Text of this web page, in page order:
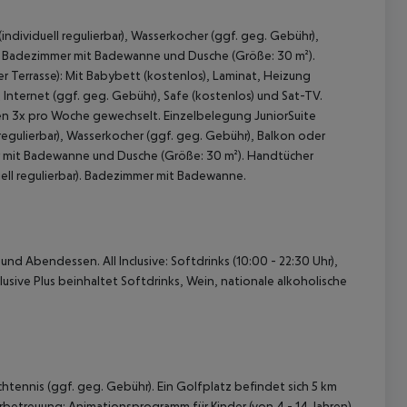
regulierbar), Wasserkocher (ggf. geg. Gebühr),
mit Badewanne und Dusche (Größe: 30 m²).
Terrasse): Mit Babybett (kostenlos), Laminat, Heizung
(ggf. geg. Gebühr), Safe (kostenlos) und Sat-TV.
3x pro Woche gewechselt. Einzelbelegung JuniorSuite
Wasserkocher (ggf. geg. Gebühr), Balkon oder
Badewanne und Dusche (Größe: 30 m²). Handtücher
regulierbar). Badezimmer mit Badewanne.
Abendessen. All Inclusive: Softdrinks (10:00 - 22:30 Uhr),
Plus beinhaltet Softdrinks, Wein, nationale alkoholische
(ggf. geg. Gebühr). Ein Golfplatz befindet sich 5 km